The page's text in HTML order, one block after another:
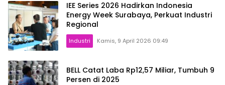
IEE Series 2026 Hadirkan Indonesia
Energy Week Surabaya, Perkuat Industri
Regional
Industri Kamis, 9 April 2026 09:49
BELL Catat Laba Rp12,57 Miliar, Tumbuh 9
Persen di 2025